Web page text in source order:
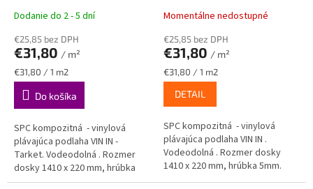
Dodanie do 2 - 5 dní
€25,85 bez DPH
€31,80 / m²
Jednotková
cena:
€31,80 / 1 m2
Do košíka
SPC kompozitná - vinylová
plávajúca podlaha VIN IN -
Tarket. Vodeodolná . Rozmer
dosky 1410 x 220 mm, hrúbka
5mm.
Momentálne nedostupné
€25,85 bez DPH
€31,80 / m²
Jednotková
cena:
€31,80 / 1 m2
DETAIL
SPC kompozitná - vinylová
plávajúca podlaha VIN IN .
Vodeodolná . Rozmer dosky
1410 x 220 mm, hrúbka 5mm.